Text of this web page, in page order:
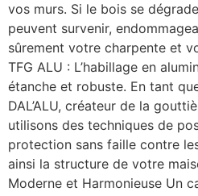
vos murs. Si le bois se
peuvent survenir,
sûrement votre charpente et
TFG ALU : L’habillage en
étanche et robuste. En tant
DAL’ALU, créateur de la
utilisons des techniques de
protection sans faille contre
ainsi la structure de votre
Moderne et Harmonieuse Un